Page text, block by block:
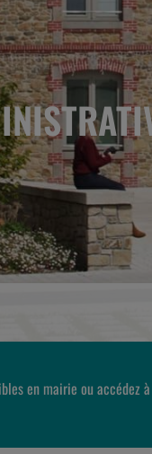
en mairie ou accédez